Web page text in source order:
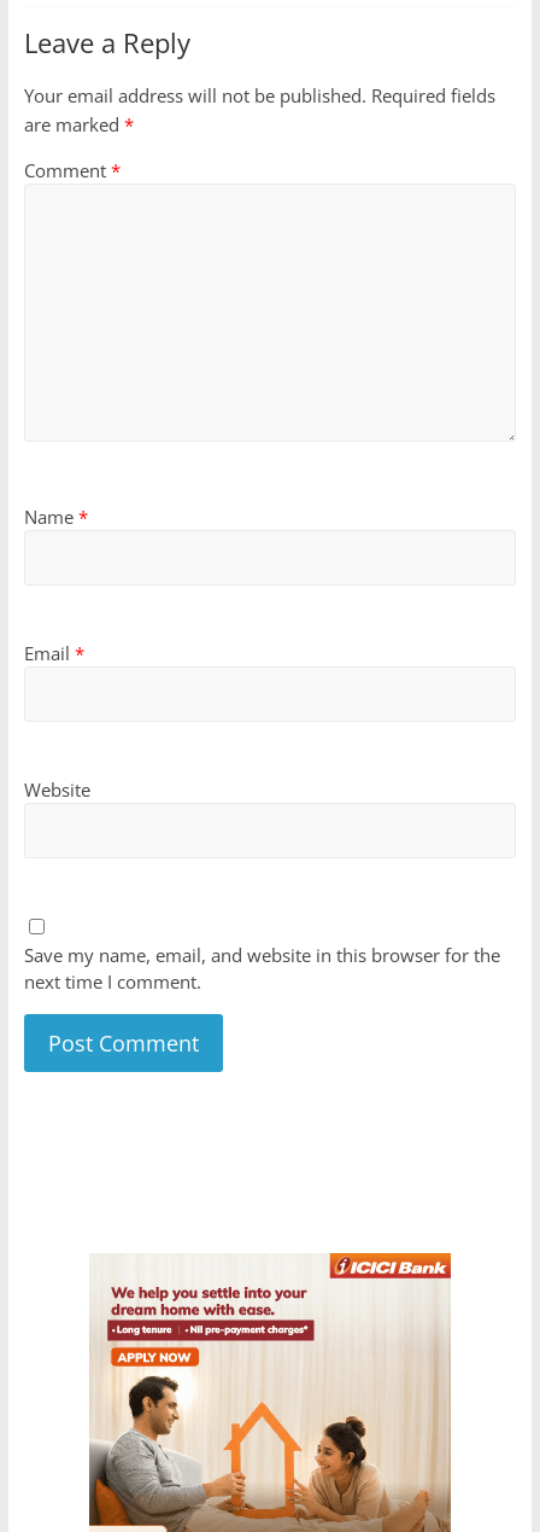
Leave a Reply
Your email address will not be published. Required fields
are marked *
Comment *
Name *
Email *
Website
Save my name, email, and website in this browser for the
next time I comment.